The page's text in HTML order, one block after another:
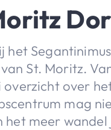
het
St. Moritz.
over
mag
het meer wandel